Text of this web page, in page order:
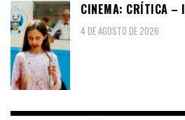
CINEMA: CRÍTICA –
4 DE AGOSTO DE 2026